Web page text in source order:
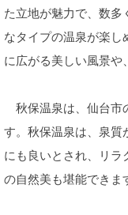
た立地が魅力で、数
なタイプの温泉が楽
に広がる美しい風景や
秋保温泉は、仙台市
す。秋保温泉は、泉質
にも良いとされ、リ
の自然美も堪能できま